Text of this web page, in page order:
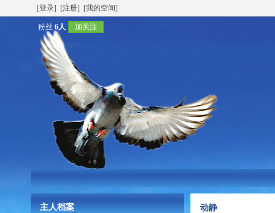
[登录] [注册] [我的空间]
粉丝 6人 加关注
主人档案 动静